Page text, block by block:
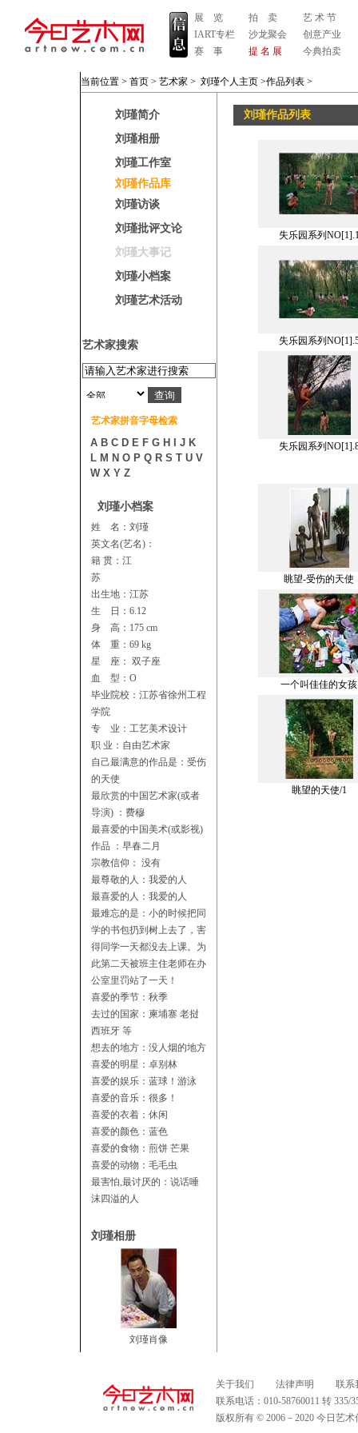
展 览
IART专栏
赛 事
拍 卖
沙龙聚会
提 名 展
艺 术 节
创意产业
今典拍卖
当前位置 > 首页 > 艺术家 > 刘瑾个人主页 >作品列表 >
刘瑾简介
刘瑾相册
刘瑾工作室
刘瑾作品库
刘瑾访谈
刘瑾批评文论
刘瑾大事记
刘瑾小档案
刘瑾艺术活动
艺术家搜索
艺术家拼音字母检索
A B C D E F G H J K
L M N O P Q R S T U V
W X Y Z
刘瑾小档案
姓 名：刘瑾
英文名(艺名)：
籍 贯：江
苏
出生地：江苏
生 日：6.12
身 高：175 cm
体 重：69 kg
星 座： 双子座
血 型：O
毕业院校：江苏省徐州工程
学院
专 业：工艺美术设计
职 业：自由艺术家
自己最满意的作品是：受伤
的天使
最欣赏的中国艺术家(或者
导演) ：费穆
最喜爱的中国美术(或影视)
作品 ：早春二月
宗教信仰： 没有
最尊敬的人：我爱的人
最喜爱的人：我爱的人
最难忘的是：小的时候把同
学的书包扔到树上去了，害
得同学一天都没去上课。为
此第二天被班主住老师在办
公室里罚站了一天！
喜爱的季节：秋季
去过的国家：柬埔寨 老挝
西班牙 等
想去的地方：没人烟的地方
喜爱的明星：卓别林
喜爱的娱乐：蓝球！游泳
喜爱的音乐：很多！
喜爱的衣着：休闲
喜爱的颜色：蓝色
喜爱的食物：煎饼 芒果
喜爱的动物：毛毛虫
最害怕,最讨厌的：说话唾
沫四溢的人
刘瑾相册
刘瑾肖像
刘瑾作品列表
失乐园系列
失乐园系列
失乐园系列
眺望-受伤的天使
一个叫佳佳的女孩
眺望的天使/1
关于我们 法律声明
联系
联系电话：010-58760011 转
版权所有 © 2006－2020 今日艺